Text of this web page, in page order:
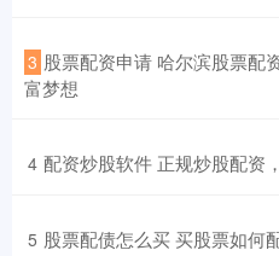
3 股票配资申请 哈尔滨股票配
富梦想
4 配资炒股软件 正规炒股配资
5 股票配债怎么买 买股票如何